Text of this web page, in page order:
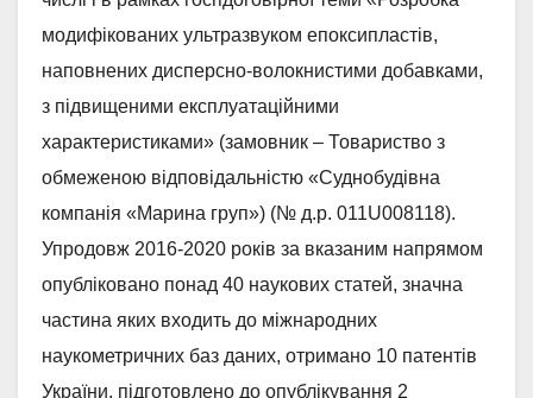
модифікованих ультразвуком епоксипластів,
наповнених дисперсно-волокнистими добавками,
з підвищеними експлуатаційними
характеристиками» (замовник – Товариство з
обмеженою відповідальністю «Суднобудівна
компанія «Марина груп») (№ д.р. 011U008118).
Упродовж 2016-2020 років за вказаним напрямом
опубліковано понад 40 наукових статей, значна
частина яких входить до міжнародних
наукометричних баз даних, отримано 10 патентів
України, підготовлено до опублікування 2